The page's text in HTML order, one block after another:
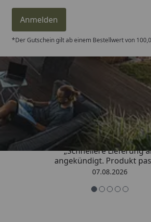
Anmelden
*Der Gutschein gilt ab einem Bestellwert von
Trusted Shops
4,81/ 5
„Schnellere Lieferung
angekündigt. Produkt
07.08.2026